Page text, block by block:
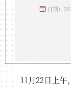
日期：
11月22日上午